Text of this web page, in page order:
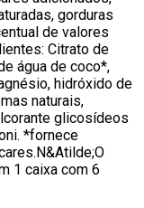
gorduras
de valores
Citrato de
água de coco*,
hidróxido de
naturais,
glicosídeos
*fornece
1 caixa com 6